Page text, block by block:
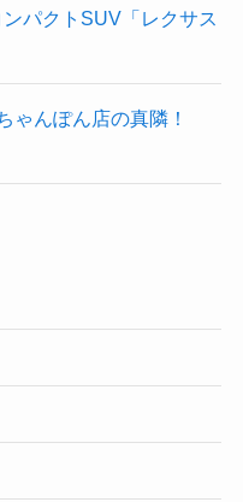
パクトSUV「レクサス
ゃんぽん店の真隣！